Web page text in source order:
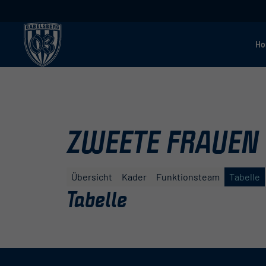
ZWEETE FRAUEN
Übersicht Kader Funktionsteam Tabelle
Tabelle